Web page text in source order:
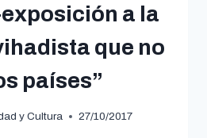
a la
que no
países”
y Cultura 27/10/2017